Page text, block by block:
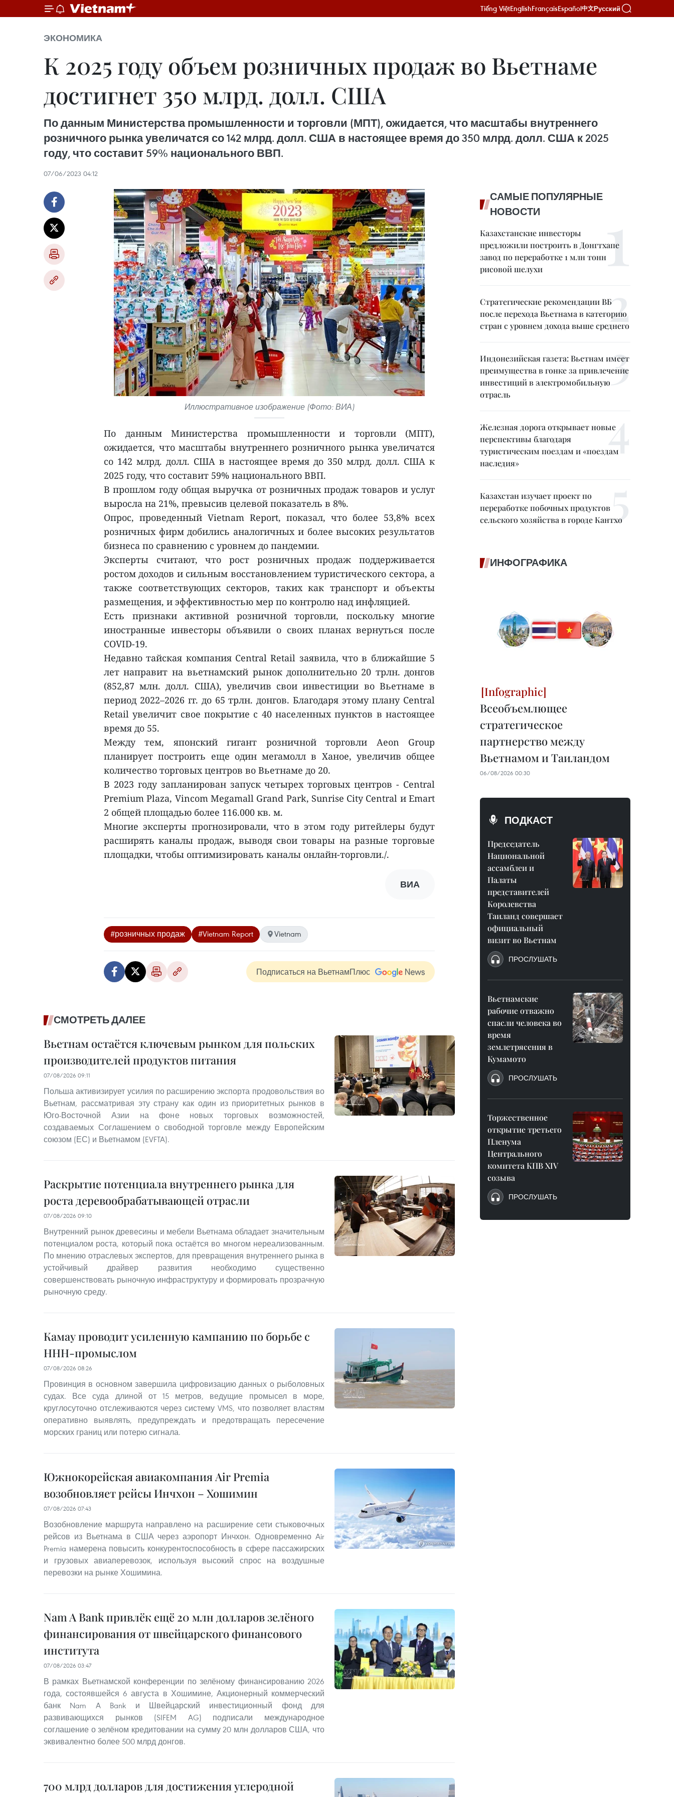
Tiếng ViệtEnglishFrançaisEspañol中文Русский
ЭКОНОМИКА
К 2025 году объем розничных продаж во Вьетнаме
достигнет 350 млрд. долл. США
По данным Министерства промышленности и торговли (МПТ), ожидается, что масштабы внутреннего
розничного рынка увеличатся со 142 млрд. долл. США в настоящее время до 350 млрд. долл. США к 2025
году, что составит 59% национального ВВП.
07/06/2023 04:12
Иллюстративное изображение (Фото: ВИА)
По данным Министерства промышленности и торговли (МПТ),
ожидается, что масштабы внутреннего розничного рынка увеличатся
со 142 млрд. долл. США в настоящее время до 350 млрд. долл. США к
2025 году, что составит 59% национального ВВП.
В прошлом году общая выручка от розничных продаж товаров и услуг
выросла на 21%, превысив целевой показатель в 8%.
Опрос, проведенный Vietnam Report, показал, что более 53,8% всех
розничных фирм добились аналогичных и более высоких результатов
бизнеса по сравнению с уровнем до пандемии.
Эксперты считают, что рост розничных продаж поддерживается
ростом доходов и сильным восстановлением туристического сектора, а
также соответствующих секторов, таких как транспорт и объекты
размещения, и эффективностью мер по контролю над инфляцией.
Есть признаки активной розничной торговли, поскольку многие
иностранные инвесторы объявили о своих планах вернуться после
COVID-19.
Недавно тайская компания Central Retail заявила, что в ближайшие 5
лет направит на вьетнамский рынок дополнительно 20 трлн. донгов
(852,87 млн. долл. США), увеличив свои инвестиции во Вьетнаме в
период 2022–2026 гг. до 65 трлн. донгов. Благодаря этому плану Central
Retail увеличит свое покрытие с 40 населенных пунктов в настоящее
время до 55.
Между тем, японский гигант розничной торговли Aeon Group
планирует построить еще один мегамолл в Ханое, увеличив общее
количество торговых центров во Вьетнаме до 20.
В 2023 году запланирован запуск четырех торговых центров - Central
Premium Plaza, Vincom Megamall Grand Park, Sunrise City Central и Emart
2 общей площадью более 116.000 кв. м.
Многие эксперты прогнозировали, что в этом году ритейлеры будут
расширять каналы продаж, выводя свои товары на разные торговые
площадки, чтобы оптимизировать каналы онлайн-торговли./.
ВИА
#розничных продаж #Vietnam Report Vietnam
Подписаться на ВьетнамПлюс
СМОТРЕТЬ ДАЛЕЕ
Вьетнам остаётся ключевым рынком для польских
производителей продуктов питания
07/08/2026 09:11
Польша активизирует усилия по расширению экспорта продовольствия во
Вьетнам, рассматривая эту страну как один из приоритетных рынков в
Юго-Восточной Азии на фоне новых торговых возможностей,
создаваемых Соглашением о свободной торговле между Европейским
союзом (ЕС) и Вьетнамом (EVFTA).
Раскрытие потенциала внутреннего рынка для
роста деревообрабатывающей отрасли
07/08/2026 09:10
Внутренний рынок древесины и мебели Вьетнама обладает значительным
потенциалом роста, который пока остаётся во многом нереализованным.
По мнению отраслевых экспертов, для превращения внутреннего рынка в
устойчивый драйвер развития необходимо существенно
совершенствовать рыночную инфраструктуру и формировать прозрачную
рыночную среду.
Камау проводит усиленную кампанию по борьбе с
ННН-промыслом
07/08/2026 08:26
Провинция в основном завершила цифровизацию данных о рыболовных
судах. Все суда длиной от 15 метров, ведущие промысел в море,
круглосуточно отслеживаются через систему VMS, что позволяет властям
оперативно выявлять, предупреждать и предотвращать пересечение
морских границ или потерю сигнала.
Южнокорейская авиакомпания Air Premia
возобновляет рейсы Инчхон – Хошимин
07/08/2026 07:43
Возобновление маршрута направлено на расширение сети стыковочных
рейсов из Вьетнама в США через аэропорт Инчхон. Одновременно Air
Premia намерена повысить конкурентоспособность в сфере пассажирских
и грузовых авиаперевозок, используя высокий спрос на воздушные
перевозки на рынке Хошимина.
Nam A Bank привлёк ещё 20 млн долларов зелёного
финансирования от швейцарского финансового
института
07/08/2026 03:47
В рамках Вьетнамской конференции по зелёному финансированию 2026
года, состоявшейся 6 августа в Хошимине, Акционерный коммерческий
банк Nam A Bank и Швейцарский инвестиционный фонд для
развивающихся рынков (SIFEM AG) подписали международное
соглашение о зелёном кредитовании на сумму 20 млн долларов США, что
эквивалентно более 500 млрд донгов.
700 млрд долларов для достижения углеродной
САМЫЕ ПОПУЛЯРНЫЕ
НОВОСТИ
Казахстанские инвесторы
предложили построить в Донгтхапе
завод по переработке 1 млн тонн
рисовой шелухи
Стратегические рекомендации ВБ
после перехода Вьетнама в категорию
стран с уровнем дохода выше среднего
Индонезийская газета: Вьетнам имеет
преимущества в гонке за привлечение
инвестиций в электромобильную
отрасль
Железная дорога открывает новые
перспективы благодаря
туристическим поездам и «поездам
наследия»
Казахстан изучает проект по
переработке побочных продуктов
сельского хозяйства в городе Кантхо
ИНФОГРАФИКА
Всеобъемлющее
стратегическое
партнерство между
Вьетнамом и Таиландом
06/08/2026 00:30
ПОДКАСТ
Председатель
Национальной
ассамблеи и
Палаты
представителей
Королевства
Таиланд совершает
официальный
визит во Вьетнам
ПРОСЛУШАТЬ
Вьетнамские
рабочие отважно
спасли человека во
время
землетрясения в
Кумамото
ПРОСЛУШАТЬ
Торжественное
открытие третьего
Пленума
Центрального
комитета КПВ XIV
созыва
ПРОСЛУШАТЬ